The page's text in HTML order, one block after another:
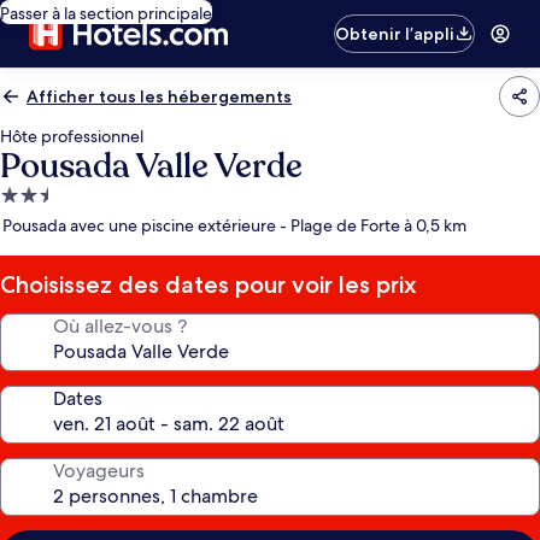
Passer à la section principale
Obtenir l’appli
Afficher tous les hébergements
Hôte professionnel
Pousada Valle Verde
Hébergement
2.5 étoiles
Pousada avec une piscine extérieure - Plage de Forte à 0,5 km
Choisissez des dates pour voir les prix
Où allez-vous ?
Dates
Voyageurs